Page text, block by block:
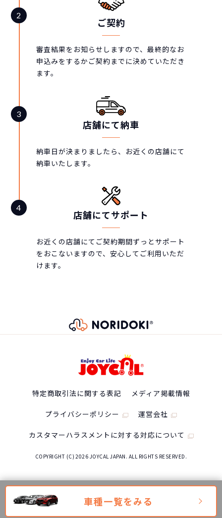
ご契約
審査結果をお知らせしますので、最終的なお
申込みをするかご契約までに決めていただき
ます。
店舗にて納車
納車日が決まりましたら、お近くの店舗にて
納車いたします。
店舗にてサポート
お近くの店舗にてご契約期間ずっとサポート
をおこないますので、安心してご利用いただ
けます。
特定商取引法に関する表記 メディア掲載情報
プライバシーポリシー 運営会社
カスタマーハラスメントに対する対応について
COPYRIGHT (C) 2026 JOYCAL JAPAN. ALL RIGHTS RESERVED.
車種一覧をみる